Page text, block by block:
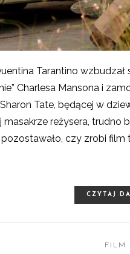
Tarantino
Charlesa Mansona i
Tate, będącej w
reżysera,
czy zrobi film
CZYTAJ
FILM